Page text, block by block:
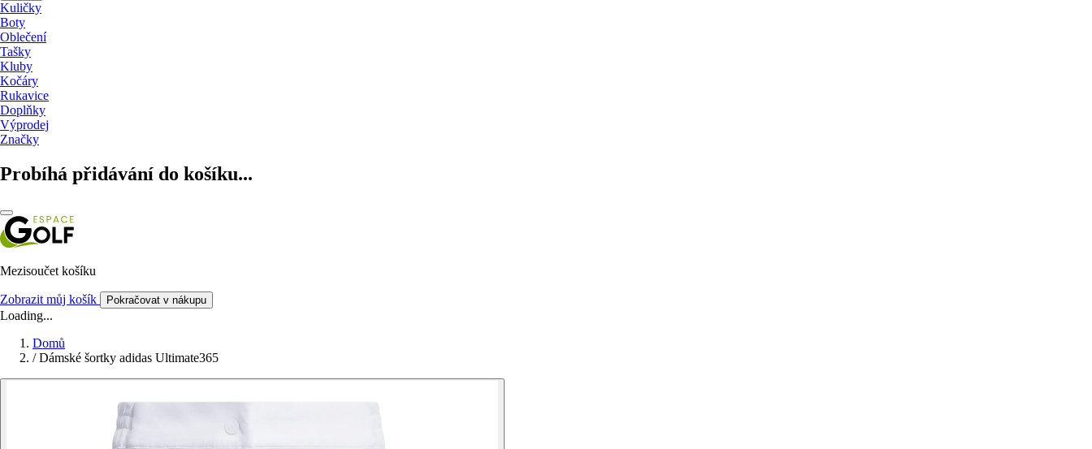
Kuličky
Boty
Oblečení
Tašky
Kluby
Kočáry
Rukavice
Doplňky
Výprodej
Značky
Probíhá přidávání do košíku...
Mezisoučet košíku
Zobrazit můj košík Pokračovat v nákupu
Loading...
Domů
/ Dámské šortky adidas Ultimate365